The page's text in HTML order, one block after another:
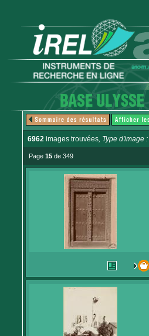
6962 images trouvées, Type d'image :
Page 15 de 349